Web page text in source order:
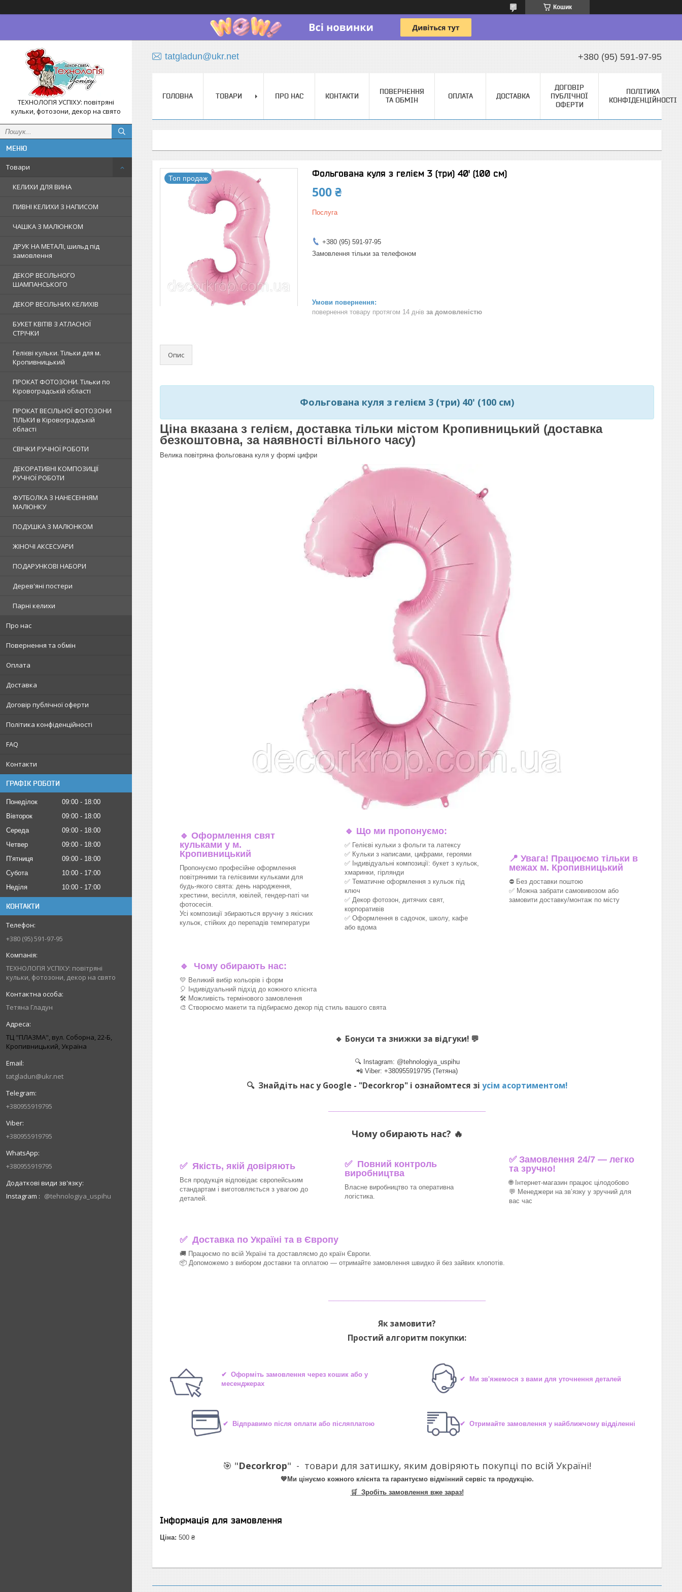
Кошик
ТЕХНОЛОГІЯ УСПІХУ: повітряні
кульки, фотозони, декор на свято
Товари
КЕЛИХИ ДЛЯ ВИНА
ПИВНІ КЕЛИХИ З НАПИСОМ
ЧАШКА З МАЛЮНКОМ
ДРУК НА МЕТАЛІ, шильд під
замовлення
ДЕКОР ВЕСІЛЬНОГО
ШАМПАНСЬКОГО
ДЕКОР ВЕСІЛЬНИХ КЕЛИХІВ
БУКЕТ КВІТІВ З АТЛАСНОЇ
СТРІЧКИ
Гелієві кульки. Тільки для м.
Кропивницький
ПРОКАТ ФОТОЗОНИ. Тільки по
Кіровоградській області
ПРОКАТ ВЕСІЛЬНОЇ ФОТОЗОНИ
ТІЛЬКИ в Кіровоградській
області
СВІЧКИ РУЧНОЇ РОБОТИ
ДЕКОРАТИВНІ КОМПОЗИЦІЇ
РУЧНОЇ РОБОТИ
ФУТБОЛКА З НАНЕСЕННЯМ
МАЛЮНКУ
ПОДУШКА З МАЛЮНКОМ
ЖІНОЧІ АКСЕСУАРИ
ПОДАРУНКОВІ НАБОРИ
Дерев'яні постери
Парні келихи
Про нас
Повернення та обмін
Оплата
Доставка
Договір публічної оферти
Політика конфіденційності
FAQ
Контакти
ГРАФІК РОБОТИ
Понеділок 09:00
18:00
Вівторок
09:00
18:00
Середа
09:00
18:00
Четвер
09:00
18:00
Пʼятниця
09:00
18:00
Субота
10:00
17:00
Неділя
10:00 17:00
КОНТАКТИ
+380 (95) 591-97-95
ТЕХНОЛОГІЯ УСПІХУ: повітряні
кульки, фотозони, декор на свято
Тетяна Гладун
ТЦ "ПЛАЗМА", вул. Соборна, 22-Б,
Кропивницький, Україна
tatgladun@ukr.net
+380955919795
+380955919795
+380955919795
Instagram @tehnologiya_uspihu
tatgladun@ukr.net +380 (95) 591-97-95
ГОЛОВНА ТОВАРИ ПРО НАС КОНТАКТИ
ПОВЕРНЕННЯ
ТА ОБМІН
ОПЛАТА ДОСТАВКА
ДОГОВІР
ПУБЛІЧНОЇ
ОФЕРТИ
ПОЛІТИКА
КОНФІДЕНЦІЙНОСТІ
Топ продаж Фольгована куля з гелієм 3 (три) 40' (100 см)
500 ₴
Послуга
+380 (95) 591-97-95
Замовлення тільки за телефоном
повернення товару протягом 14 днів за домовленістю
Опис
Фольгована куля з гелієм 3 (три) 40' (100 см)
Ціна вказана з гелієм, доставка тільки містом Кропивницький (доставка
безкоштовна, за наявності вільного часу)
Велика повітряна фольгована куля у формі цифри
🔹 Оформлення свят
кульками у м.
Кропивницький
Пропонуємо професійне оформлення
повітряними та гелієвими кульками для
будь-якого свята: день народження,
хрестини, весілля, ювілей, гендер-паті чи
фотосесія.
Усі композиції збираються вручну з якісних
кульок, стійких до перепадів температури
🔹 Що ми пропонуємо:
✅ Гелієві кульки з фольги та латексу
✅ Кульки з написами, цифрами, героями
✅ Індивідуальні композиції: букет з кульок,
хмаринки, гірлянди
✅ Тематичне оформлення з кульок під
ключ
✅ Декор фотозон, дитячих свят,
корпоративів
✅ Оформлення в садочок, школу, кафе
або вдома
📍 Увага! Працюємо тільки в
межах м. Кропивницький
⛔ Без доставки поштою
✅ Можна забрати самовивозом або
замовити доставку/монтаж по місту
🔹 Чому обирають нас:
💛 Великий вибір кольорів і форм
🎈 Індивідуальний підхід до кожного клієнта
🛠 Можливість термінового замовлення
🎨 Створюємо макети та підбираємо декор під стиль вашого свята
🔹 Бонуси та знижки за відгуки! 💬
🔍 Instagram: @tehnologiya_uspihu
📲 Viber: +380955919795 (Тетяна)
🔍 Знайдіть нас у Google - "Decorkrop" і ознайомтеся зі усім асортиментом!
Чому обирають нас? 🔥
✅ Якість, якій довіряють
Вся продукція відповідає європейським
стандартам і виготовляється з увагою до
деталей.
✅ Повний контроль
виробництва
Власне виробництво та оперативна
логістика.
✅ Замовлення 24/7 — легко
та зручно!
🌐 Інтернет-магазин працює цілодобово
💬 Менеджери на зв’язку у зручний для
вас час
✅Доставка по Україні та в Європу
🚚 Працюємо по всій Україні та доставляємо до країн Європи.
📦 Допоможемо з вибором доставки та оплатою — отримайте замовлення швидко й без зайвих клопотів.
Як замовити?
Простий алгоритм покупки:
✔ Оформіть замовлення через кошик або у
месенджерах
✔ Ми зв'яжемося з вами для уточнення деталей
✔ Відправимо після оплати або післяплатою ✔ Отримайте замовлення у найближчому відділенні
🎯 "Decorkrop" - товари для затишку, яким довіряють покупці по всій Україні!
💙Ми цінуємо кожного клієнта та гарантуємо відмінний сервіс та продукцію.
🛒 Зробіть замовлення вже зараз!
Інформація для замовлення
Ціна: 500 ₴